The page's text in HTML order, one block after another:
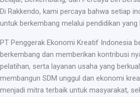
Di Rakkendo, kami percaya bahwa setiap
untuk berkembang melalui pendidikan yang
PT Penggerak Ekonomi Kreatif Indonesia
berkembang dan memberikan kontribusi
pelatihan, serta layanan usaha yang
membangun SDM unggul dan ekonomi
menjadi mitra terbaik untuk masyarakat,